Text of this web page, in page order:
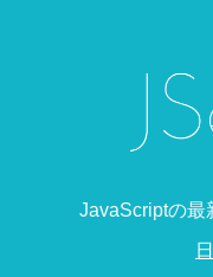
JavaScriptの最